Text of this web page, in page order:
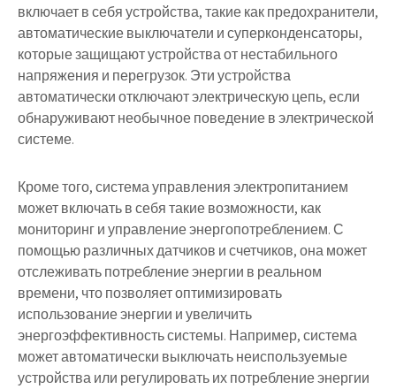
включает в себя устройства, такие как предохранители,
автоматические выключатели и суперконденсаторы,
которые защищают устройства от нестабильного
напряжения и перегрузок. Эти устройства
автоматически отключают электрическую цепь, если
обнаруживают необычное поведение в электрической
системе.
Кроме того, система управления электропитанием
может включать в себя такие возможности, как
мониторинг и управление энергопотреблением. С
помощью различных датчиков и счетчиков, она может
отслеживать потребление энергии в реальном
времени, что позволяет оптимизировать
использование энергии и увеличить
энергоэффективность системы. Например, система
может автоматически выключать неиспользуемые
устройства или регулировать их потребление энергии